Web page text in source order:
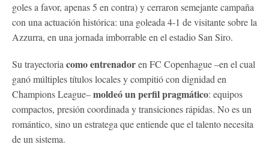
goles a favor, apenas 5 en contra) y cerraron semejante campaña
con una actuación histórica: una goleada 4-1 de visitante sobre la
Azzurra, en una jornada imborrable en el estadio San Siro.
Su trayectoriacomo entrenadoren FC Copenhague –en el cual
ganó múltiples títulos locales y compitió con dignidad en
Champions League–moldeó un perfil pragmático: equipos
compactos, presión coordinada y transiciones rápidas. No es un
romántico, sino un estratega que entiende que el talento necesita
de un sistema.